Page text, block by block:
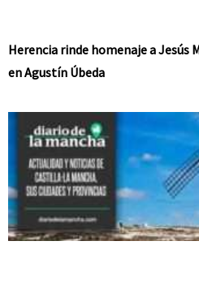
Herencia rinde homenaje a Jesús
en Agustín Úbeda